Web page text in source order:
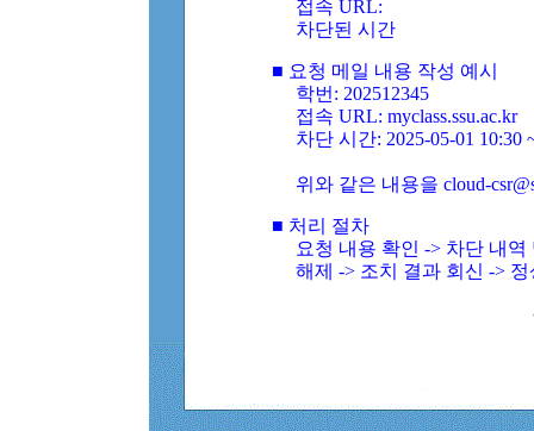
접속 URL:
차단된 시간
■ 요청 메일 내용 작성 예시
학번: 202512345
접속 URL: myclass.ssu.ac.kr
차단 시간: 2025-05-01 10:30
위와 같은 내용을 cloud-
■ 처리 절차
요청 내용 확인 -> 차단 내
해제 -> 조치 결과 회신 ->